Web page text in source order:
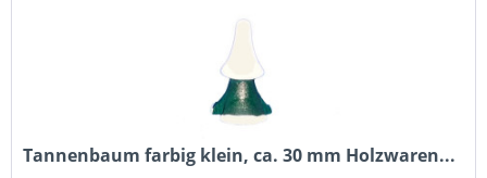
Tannenbaum farbig klein, ca. 30 mm Holzwaren...